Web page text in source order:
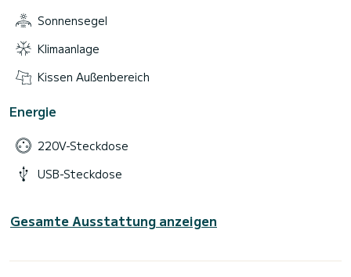
Sonnensegel
Klimaanlage
Kissen Außenbereich
Energie
220V-Steckdose
USB-Steckdose
Gesamte Ausstattung anzeigen